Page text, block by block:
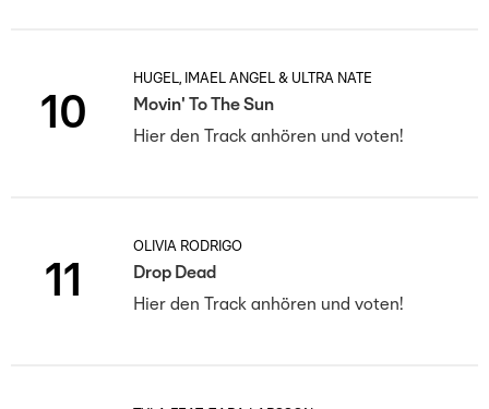
10
HUGEL, IMAEL ANGEL & ULTRA NATÉ
Movin' To The Sun
Hier den Track anhören und voten!
11
OLIVIA RODRIGO
Drop Dead
Hier den Track anhören und voten!